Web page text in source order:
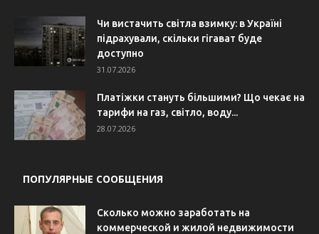
Чи вистачить світла взимку: в Україні
підрахували, скільки гігават буде
доступно
31.07.2026
Платіжки стануть більшими? Що чекає на
тарифи на газ, світло, воду...
28.07.2026
ПОПУЛЯРНЫЕ СООБЩЕНИЯ
Сколько можно заработать на
коммерческой и жилой недвижимости